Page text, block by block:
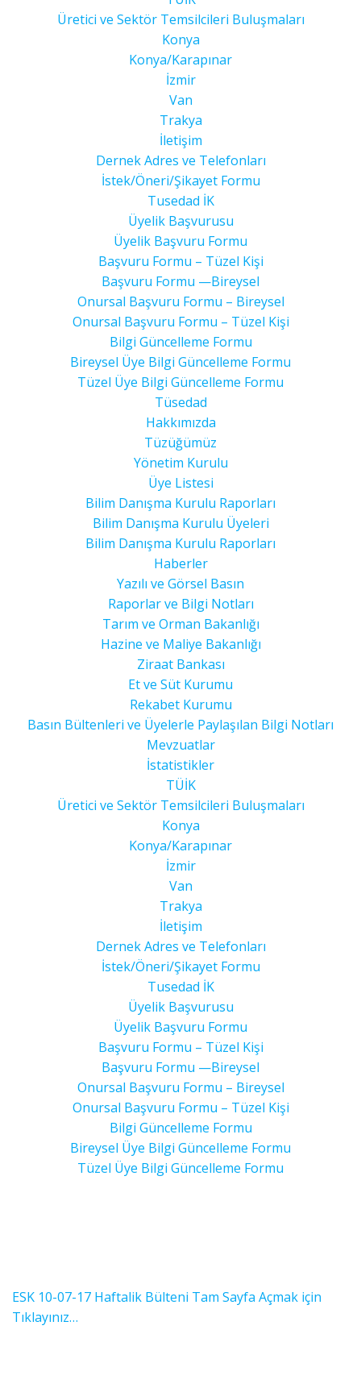
Üretici ve Sektör Temsilcileri Buluşmaları
Konya
Konya/Karapınar
İzmir
Van
Trakya
İletişim
Dernek Adres ve Telefonları
İstek/Öneri/Şikayet Formu
Tusedad İK
Üyelik Başvurusu
Üyelik Başvuru Formu
Başvuru Formu – Tüzel Kişi
Başvuru Formu —Bireysel
Onursal Başvuru Formu – Bireysel
Onursal Başvuru Formu – Tüzel Kişi
Bilgi Güncelleme Formu
Bireysel Üye Bilgi Güncelleme Formu
Tüzel Üye Bilgi Güncelleme Formu
Tüsedad
Hakkımızda
Tüzüğümüz
Yönetim Kurulu
Üye Listesi
Bilim Danışma Kurulu Raporları
Bilim Danışma Kurulu Üyeleri
Bilim Danışma Kurulu Raporları
Haberler
Yazılı ve Görsel Basın
Raporlar ve Bilgi Notları
Tarım ve Orman Bakanlığı
Hazine ve Maliye Bakanlığı
Ziraat Bankası
Et ve Süt Kurumu
Rekabet Kurumu
Basın Bültenleri ve Üyelerle Paylaşılan Bilgi Notları
Mevzuatlar
İstatistikler
TÜİK
Üretici ve Sektör Temsilcileri Buluşmaları
Konya
Konya/Karapınar
İzmir
Van
Trakya
İletişim
Dernek Adres ve Telefonları
İstek/Öneri/Şikayet Formu
Tusedad İK
Üyelik Başvurusu
Üyelik Başvuru Formu
Başvuru Formu – Tüzel Kişi
Başvuru Formu —Bireysel
Onursal Başvuru Formu – Bireysel
Onursal Başvuru Formu – Tüzel Kişi
Bilgi Güncelleme Formu
Bireysel Üye Bilgi Güncelleme Formu
Tüzel Üye Bilgi Güncelleme Formu
ESK 10-07-17 Haftalik Bülteni Tam Sayfa Açmak için
Tıklayınız…